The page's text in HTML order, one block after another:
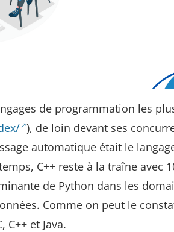
de programmation les
), de loin devant ses
automatique était le
C++ reste à la traîne avec
de Python dans les
Comme on peut le
C++ et Java.